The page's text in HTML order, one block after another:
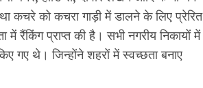
कचरे को कचरा गाड़ी में डालने के लिए प्रेरित
में रैंकिंग प्राप्त की है। सभी नगरीय निकायों में
गए थे। जिन्होंने शहरों में स्वच्छता बनाए